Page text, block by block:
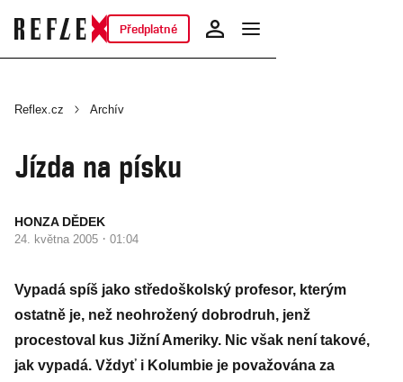
Předplatné
Reflex.cz Archív
Jízda na písku
HONZA DĚDEK
24. května 2005 · 01:04
Vypadá spíš jako středoškolský profesor, kterým
ostatně je, než neohrožený dobrodruh, jenž
procestoval kus Jižní Ameriky. Nic však není takové,
jak vypadá. Vždyť i Kolumbie je považována za